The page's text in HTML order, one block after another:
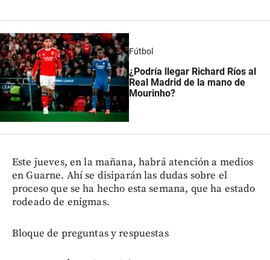
Fútbol
¿Podría llegar Richard Ríos al
Real Madrid de la mano de
Mourinho?
Este jueves, en la mañana, habrá atención a medios
en Guarne. Ahí se disiparán las dudas sobre el
proceso que se ha hecho esta semana, que ha estado
rodeado de enigmas.
Bloque de preguntas y respuestas